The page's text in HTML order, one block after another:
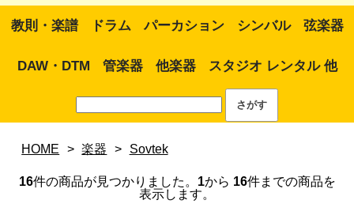
教則・楽譜 ドラム パーカション シンバル 弦楽器
DAW・DTM 管楽器 他楽器 スタジオ レンタル 他
HOME > 楽器 > Sovtek
16件の商品が見つかりました。 1から 16件までの商品を
表示します。